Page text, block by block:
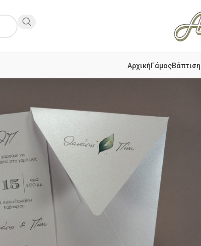
ΑρχικήΓάμοςΒάπτιση